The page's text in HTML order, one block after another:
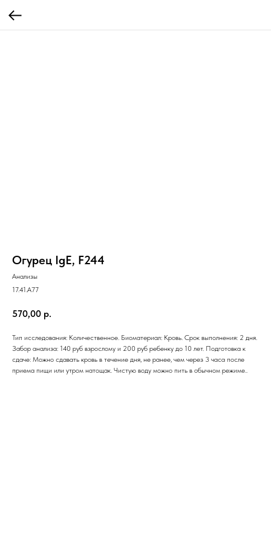
Огурец IgE, F244
Анализы
17.41.A77
570,00 р.
Тип исследования: Количественное. Биоматериал: Кровь. Срок выполнения: 2 дня.
Забор анализа: 140 руб взрослому и 200 руб ребенку до 10 лет. Подготовка к
сдаче: Можно сдавать кровь в течение дня, не ранее, чем через 3 часа после
приема пищи или утром натощак. Чистую воду можно пить в обычном режиме..